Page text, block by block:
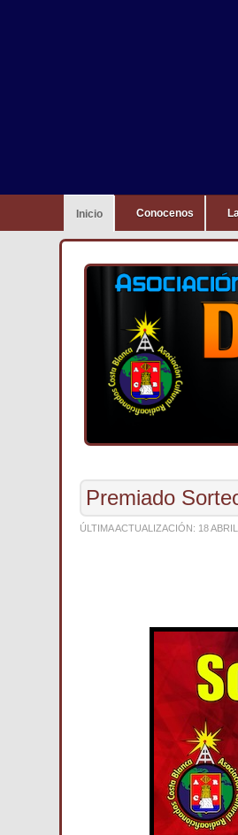
Inicio Conocenos
Premiado
ÚLTIMA ACTUALIZACIÓN: 18